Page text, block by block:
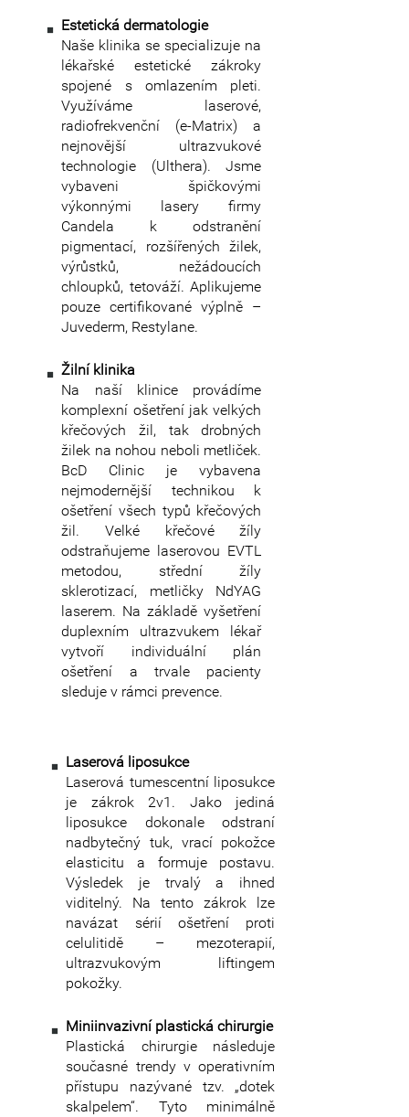
Estetická dermatologie
Naše klinika se specializuje na
lékařské estetické zákroky
spojené s omlazením pleti.
Využíváme laserové,
radiofrekvenční (e-Matrix) a
nejnovější ultrazvukové
technologie (Ulthera). Jsme
vybaveni špičkovými
výkonnými lasery firmy
Candela k odstranění
pigmentací, rozšířených žilek,
výrůstků, nežádoucích
chloupků, tetováží. Aplikujeme
pouze certifikované výplně –
Juvederm, Restylane.
Žilní klinika
Na naší klinice provádíme
komplexní ošetření jak velkých
křečových žil, tak drobných
žilek na nohou neboli metliček.
BcD Clinic je vybavena
nejmodernější technikou k
ošetření všech typů křečových
žil. Velké křečové žíly
odstraňujeme laserovou EVTL
metodou, střední žíly
sklerotizací, metličky NdYAG
laserem. Na základě vyšetření
duplexním ultrazvukem lékař
vytvoří individuální plán
ošetření a trvale pacienty
sleduje v rámci prevence.
Laserová liposukce
Laserová tumescentní liposukce
je zákrok 2v1. Jako jediná
liposukce dokonale odstraní
nadbytečný tuk, vrací pokožce
elasticitu a formuje postavu.
Výsledek je trvalý a ihned
viditelný. Na tento zákrok lze
navázat sérií ošetření proti
celulitidě – mezoterapií,
ultrazvukovým liftingem
pokožky.
Miniinvazivní plastická chirurgie
Plastická chirurgie následuje
současné trendy v operativním
přístupu nazývané tzv. „dotek
skalpelem“. Tyto minimálně